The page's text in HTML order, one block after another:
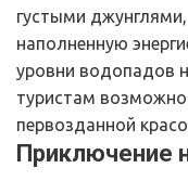
густыми
наполненную
уровни водопадов
туристам
первозданной
Приключение